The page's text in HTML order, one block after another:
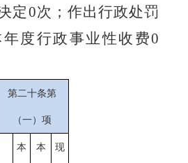
定0次；作出行政处罚
度行政事业性收费0
第二十条第
（一）项
本 本 现